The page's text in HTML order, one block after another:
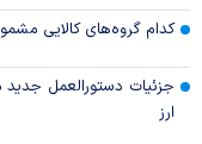
کدام گروه‌های کالایی
جزئیات دستورالعمل جدید
ارز